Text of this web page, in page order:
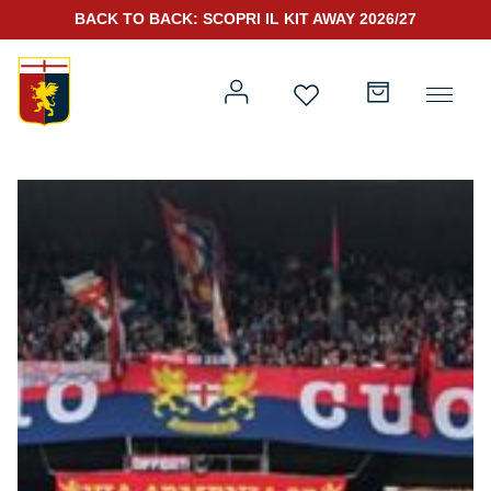
Prima squadra
Prima squadra
Genoa for Special
Kit Gara 2026/27
Training
Rappresentanza
Kit Gara 25/26
BACK TO BACK: SCOPRI IL KIT AWAY 2026/27